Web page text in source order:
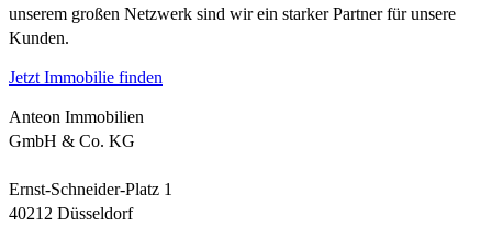
unserem großen Netzwerk sind wir ein starker Partner für unsere
Kunden.
Jetzt Immobilie finden
Anteon Immobilien
GmbH & Co. KG
Ernst-Schneider-Platz 1
40212 Düsseldorf